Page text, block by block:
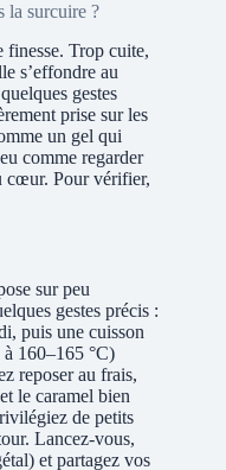
la surcuire ?
finesse. Trop cuite,
s’effondre au
gestes
prise sur les
un gel qui
comme regarder
cœur. Pour vérifier,
sur peu
gestes précis :
puis une cuisson
160–165 °C)
reposer au frais,
le caramel bien
de petits
Lancez‑vous,
et partagez vos